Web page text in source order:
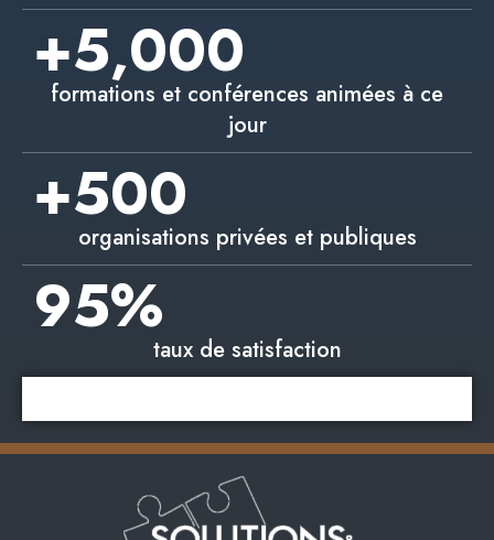
+5,000
formations et conférences animées à ce
jour
+500
organisations privées et publiques
95%
taux de satisfaction